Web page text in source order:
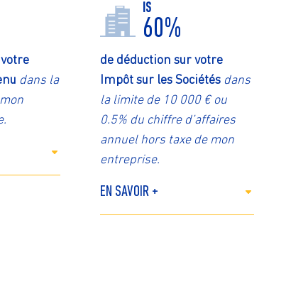
dans la
IS
60%
de déduction sur votre
Impôt sur les Sociétés dans
la limite de 10 000 € ou
0.5% du chiffre d’affaires
annuel hors taxe de mon
entreprise.
EN SAVOIR +